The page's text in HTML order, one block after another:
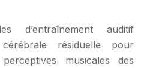
d’entraînement auditif
résiduelle pour
musicales des